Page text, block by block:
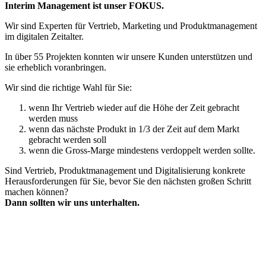
Interim Management ist unser FOKUS.
Wir sind Experten für Vertrieb, Marketing und Produktmanagement
im digitalen Zeitalter.
In über 55 Projekten konnten wir unsere Kunden unterstützen und
sie erheblich voranbringen.
Wir sind die richtige Wahl für Sie:
wenn Ihr Vertrieb wieder auf die Höhe der Zeit gebracht
werden muss
wenn das nächste Produkt in 1/3 der Zeit auf dem Markt
gebracht werden soll
wenn die Gross-Marge mindestens verdoppelt werden sollte.
Sind Vertrieb, Produktmanagement und Digitalisierung konkrete
Herausforderungen für Sie, bevor Sie den nächsten großen Schritt
machen können?
Dann sollten wir uns unterhalten.